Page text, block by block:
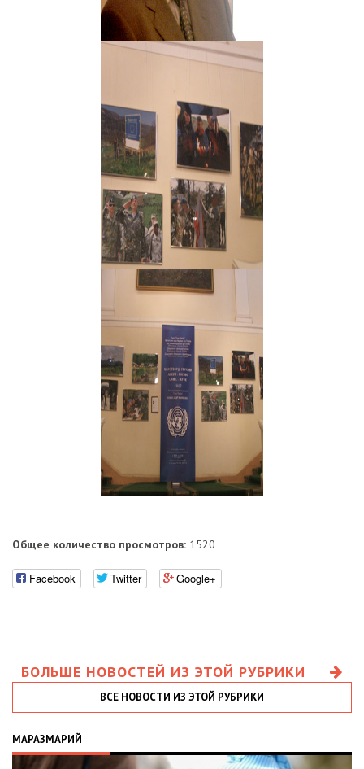
Общее количество просмотров: 1520
Facebook Twitter Google+
БОЛЬШЕ НОВОСТЕЙ ИЗ ЭТОЙ РУБРИКИ
ВСЕ НОВОСТИ ИЗ ЭТОЙ РУБРИКИ
МАРАЗМАРИЙ